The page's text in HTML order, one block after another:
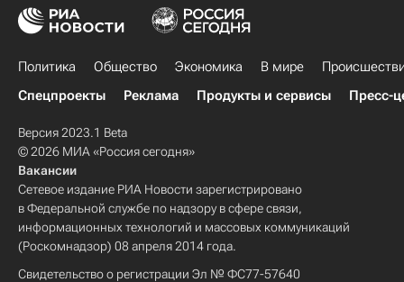
Политика Общество Экономика В мире
Спецпроекты
Реклама Продукты и сервисы Пресс-
Версия 2023.1 Beta
© 2026 МИА «Россия сегодня»
Вакансии
Сетевое издание РИА Новости зарегистрировано
в Федеральной службе по надзору в сфере связи,
информационных технологий и массовых коммуникаций
(Роскомнадзор) 08 апреля 2014 года.
Свидетельство о регистрации Эл № ФС77-57640